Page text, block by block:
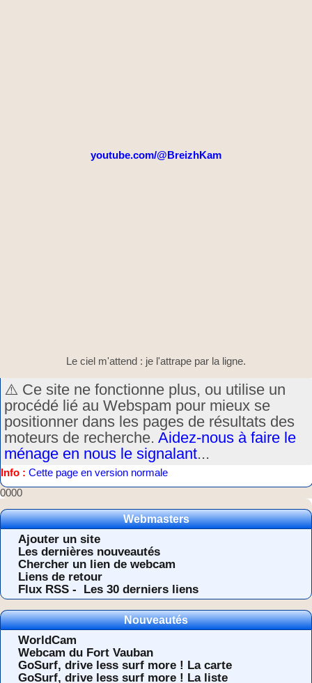
youtube.com/@BreizhKam
Le ciel m'attend : je l'attrape par la ligne.
⚠️ Ce site ne fonctionne plus, ou utilise un
procédé lié au Webspam pour mieux se
positionner dans les pages de résultats des
moteurs de recherche. Aidez-nous à faire le
ménage en nous le signalant...
Info : Cette page en version normale
0000
Webmasters
Ajouter un site
Les dernières nouveautés
Chercher un lien de webcam
Liens de retour
Flux RSS -
Les 30 derniers liens
Nouveautés
WorldCam
Webcam du Fort Vauban
GoSurf, drive less surf more ! La carte
GoSurf, drive less surf more ! La liste